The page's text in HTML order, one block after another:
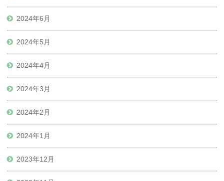
2024年6月
2024年5月
2024年4月
2024年3月
2024年2月
2024年1月
2023年12月